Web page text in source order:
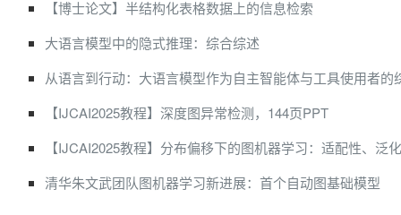
【博士论文】半结构化表格数据上的信息检索
大语言模型中的隐式推理：综合综述
从语言到行动：大语言模型作为自主智能体与工具使用者的
【IJCAI2025教程】深度图异常检测，144页PPT
【IJCAI2025教程】分布偏移下的图机器学习：适配性、泛
清华朱文武团队图机器学习新进展：首个自动图基础模型